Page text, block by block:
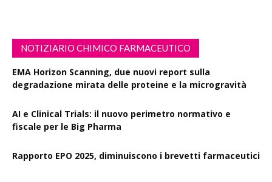
NOTIZIARIO CHIMICO FARMACEUTICO
EMA Horizon Scanning, due nuovi report sulla
degradazione mirata delle proteine e la microgravità
AI e Clinical Trials: il nuovo perimetro normativo e
fiscale per le Big Pharma
Rapporto EPO 2025, diminuiscono i brevetti farmaceutici